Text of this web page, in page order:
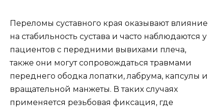
Переломы суставного края оказывают влияние
на стабильность сустава и часто наблюдаются у
пациентов с передними вывихами плеча,
также они могут сопровождаться травмами
переднего ободка лопатки, лабрума, капсулы и
вращательной манжеты. В таких случаях
применяется резьбовая фиксация, где